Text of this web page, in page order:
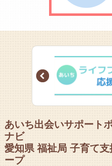
Prev
あいち出会いサポート
ナビ
愛知県 福祉局 子育て
ープ